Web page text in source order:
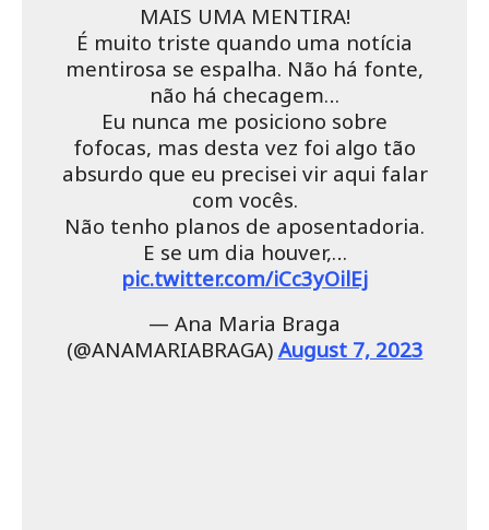
MAIS UMA MENTIRA!
É muito triste quando uma notícia
mentirosa se espalha. Não há fonte,
não há checagem…
Eu nunca me posiciono sobre
fofocas, mas desta vez foi algo tão
absurdo que eu precisei vir aqui falar
com vocês.
Não tenho planos de aposentadoria.
E se um dia houver,…
pic.twitter.com/iCc3yOilEj
— Ana Maria Braga
(@ANAMARIABRAGA) August 7, 2023